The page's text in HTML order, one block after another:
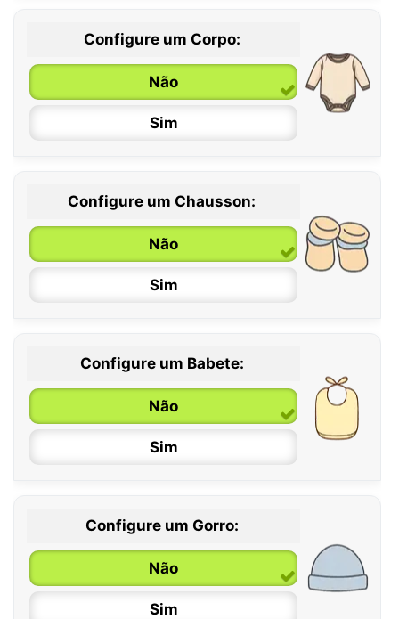
Configure um Corpo:
Não
Sim
0 / 6 meses
6 / 12 meses
12 / 18 meses
Configure um Chausson:
Não
Sim
Configure um Babete:
Não
Sim
Configure um Gorro:
Não
Sim